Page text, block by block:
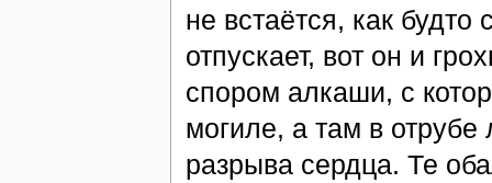
не встаётся, как будто
отпускает, вот он и
спором алкаши, с
могиле, а там в отрубе
разрыва сердца. Те